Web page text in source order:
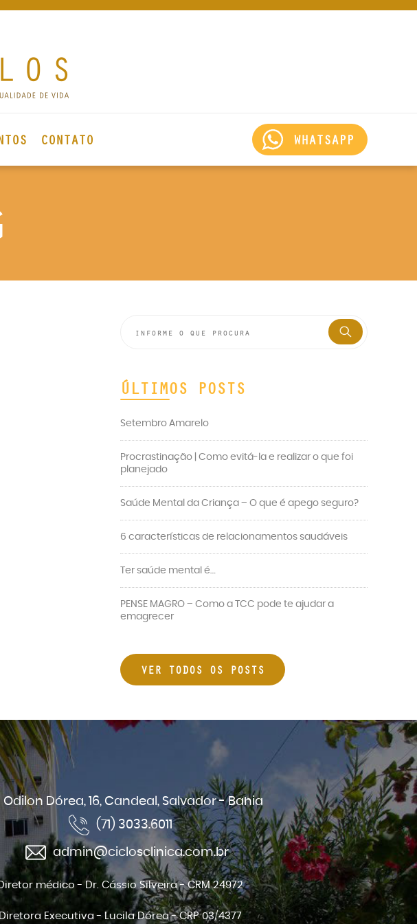
CONTATO WHATSAPP
ÚLTIMOS POSTS
Setembro Amarelo
Procrastinação | Como evitá-la e realizar o que foi
planejado
Saúde Mental da Criança – O que é apego seguro?
6 características de relacionamentos saudáveis
Ter saúde mental é…
PENSE MAGRO – Como a TCC pode te ajudar a
emagrecer
VER TODOS OS POSTS
Odilon Dórea, 16, Candeal, Salvador - Bahia
(71) 3033.6011
admin@ciclosclinica.com.br
médico - Dr. Cássio Silveira - CRM 24972
Diretora Executiva - Lucila Dórea - CRP 03/4377